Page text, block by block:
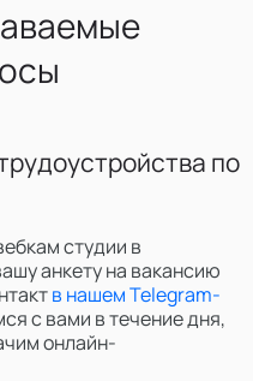
по
студии в
анкету на вакансию
в нашем Telegram-
с вами в течение дня,
онлайн-